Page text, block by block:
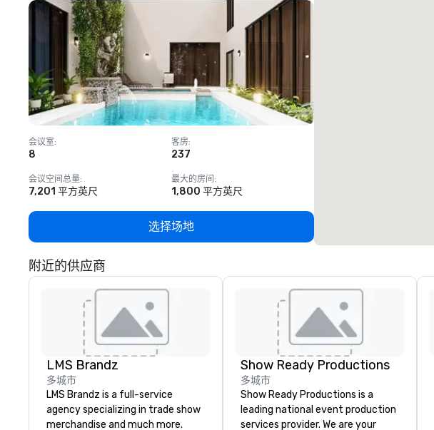
会议室:
8
客房:
237
会议空间总量:
7,201 平方英尺
最大的房间 :
1,800 平方英尺
选择场地
附近的供应商
LMS Brandz
多城市
LMS Brandz is a full-service
agency specializing in trade show
merchandise and much more.
Show Ready Productions
多城市
Show Ready Productions is a
leading national event production
services provider. We are your